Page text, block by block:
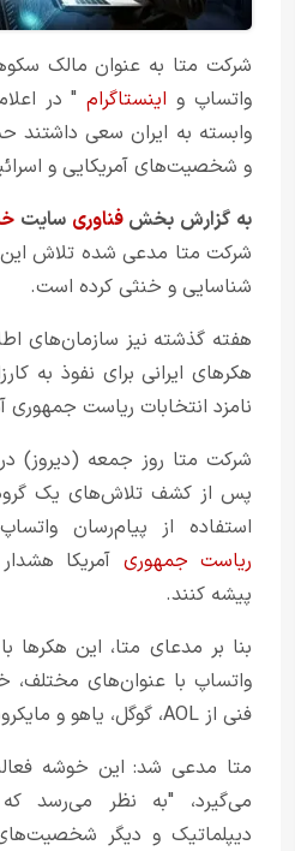
شرکت متا به عنوان مالک
واتساپ و اینستاگرام" در
وابسته به ایران سعی
و شخصیت‌های آمریکایی و
به گزارش بخشفناوری سایت
شرکت متا مدعی شده تلاش این
شناسایی و خنثی کرده است.
هفته گذشته نیز سازمان‌های
هکرهای ایرانی برای نفوذ به
نامزد انتخابات ریاست جمهوری
شرکت متا روز جمعه (دیروز)
پس از کشف تلاش‌های یک گروه
استفاده از پیام‌رسان
ریاست جمهوری آمریکا
پیشه کنند.
بنا بر مدعای متا، این هکرها
واتساپ با عنوان‌های مختلف،
فنی از AOL، گوگل، یاهو و مایکروسافت معرفی می‌کردند.
متا مدعی شد: این خوشه
می‌گیرد، "به نظر می‌رسد
دیپلماتیک و دیگر